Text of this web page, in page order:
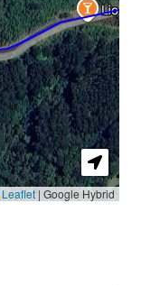
Leaflet | Google Hybrid